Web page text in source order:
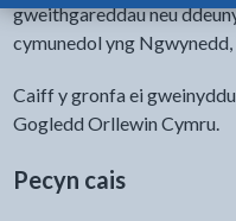
gweithgareddau neu
cymunedol yng Ngwynedd,
Caiff y gronfa ei
Gogledd Orllewin Cymru.
Pecyn cais